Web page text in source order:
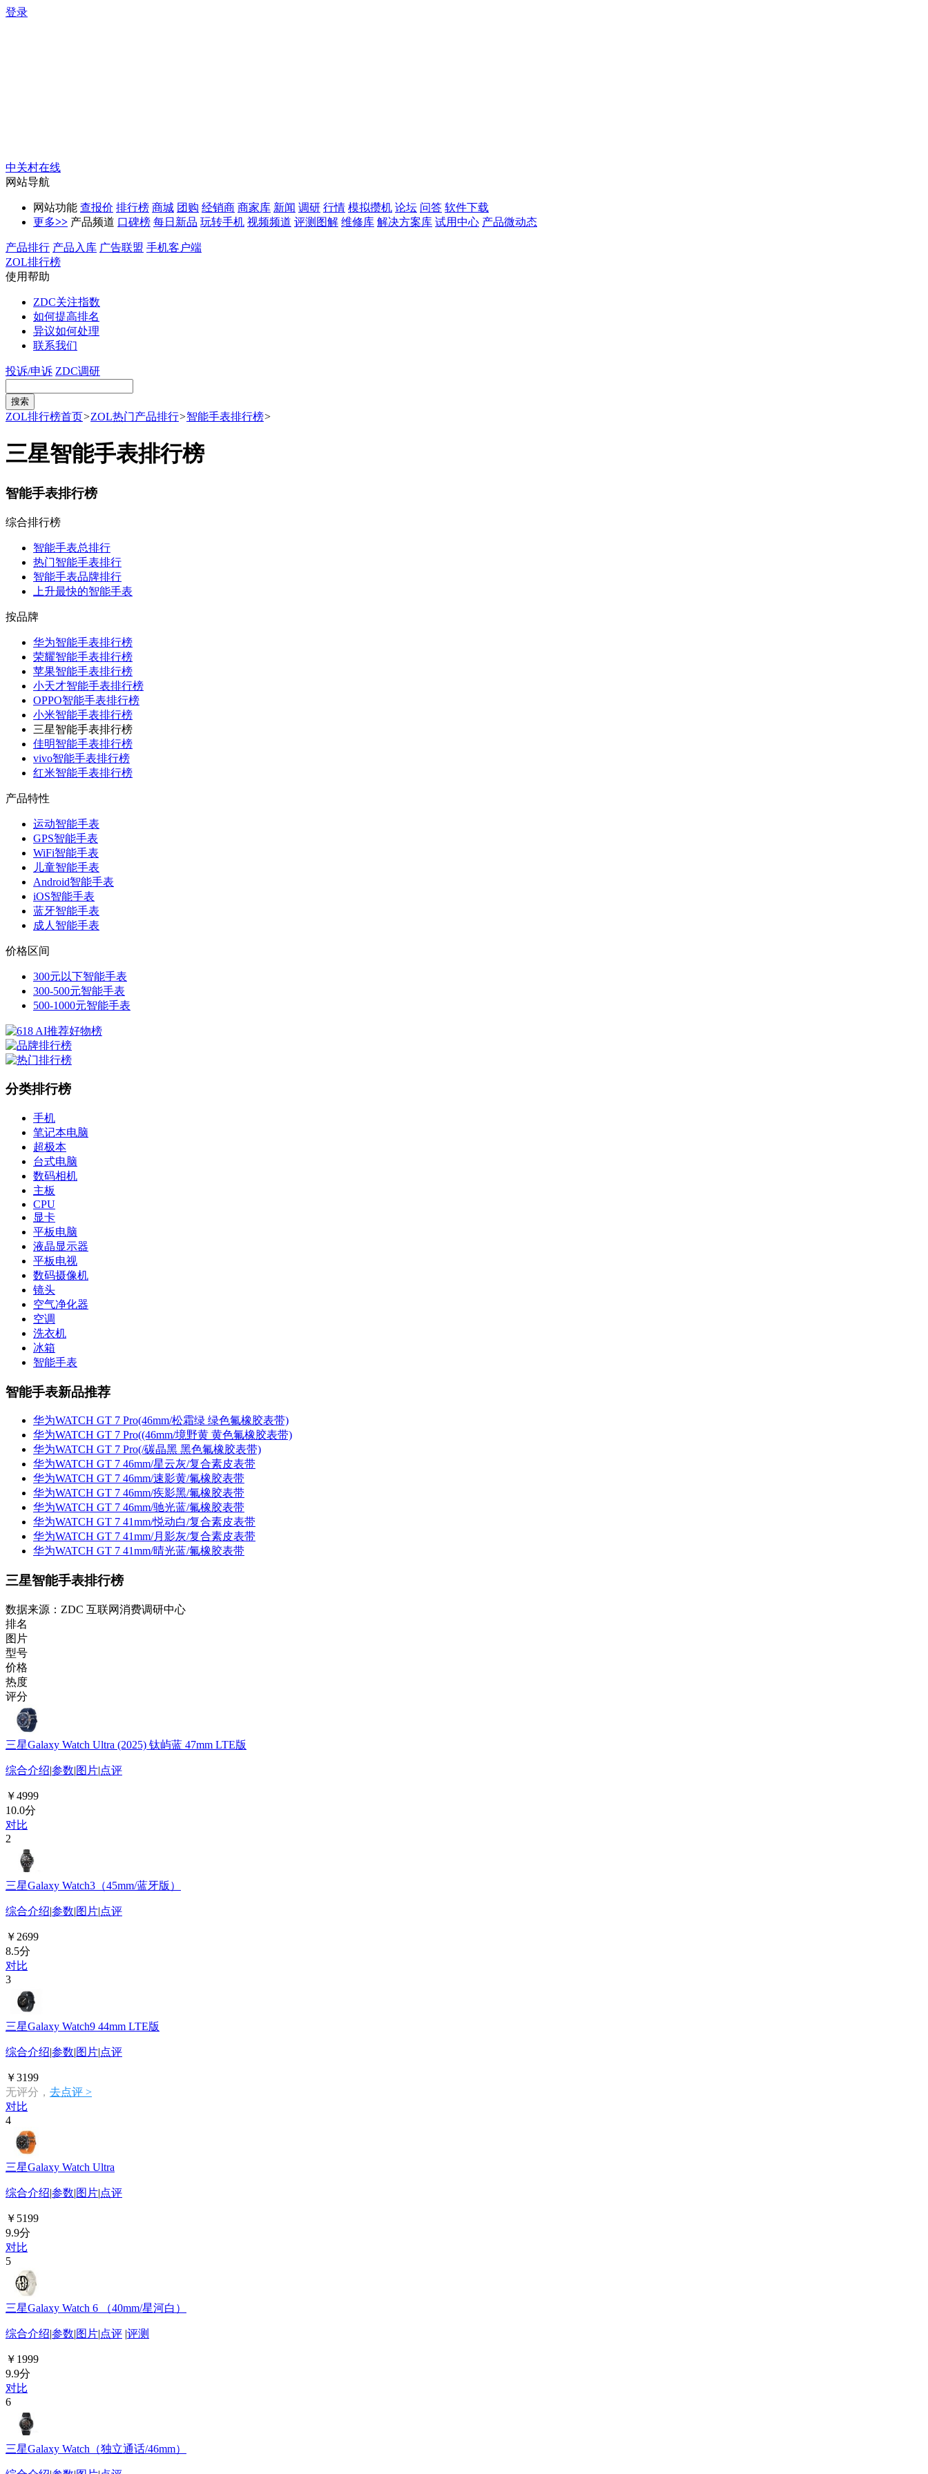
登录
中关村在线
网站导航
网站功能 查报价 排行榜 商城 团购 经销商 商家库 新闻 调研 行情 模拟攒机 论坛 问答 软件下载
更多>> 产品频道 口碑榜 每日新品 玩转手机 视频频道 评测图解 维修库 解决方案库 试用中心 产品微动态
产品排行 产品入库 广告联盟 手机客户端
ZOL排行榜
使用帮助
ZDC关注指数
如何提高排名
异议如何处理
联系我们
投诉/申诉 ZDC调研
ZOL排行榜首页>ZOL热门产品排行>智能手表排行榜>
三星智能手表排行榜
智能手表排行榜
综合排行榜
智能手表总排行
热门智能手表排行
智能手表品牌排行
上升最快的智能手表
按品牌
华为智能手表排行榜
荣耀智能手表排行榜
苹果智能手表排行榜
小天才智能手表排行榜
OPPO智能手表排行榜
小米智能手表排行榜
三星智能手表排行榜
佳明智能手表排行榜
vivo智能手表排行榜
红米智能手表排行榜
产品特性
运动智能手表
GPS智能手表
WiFi智能手表
儿童智能手表
Android智能手表
iOS智能手表
蓝牙智能手表
成人智能手表
价格区间
300元以下智能手表
300-500元智能手表
500-1000元智能手表
分类排行榜
手机
笔记本电脑
超极本
台式电脑
数码相机
主板
CPU
显卡
平板电脑
液晶显示器
平板电视
数码摄像机
镜头
空气净化器
空调
洗衣机
冰箱
智能手表
智能手表新品推荐
华为WATCH GT 7 Pro(46mm/松霜绿 绿色氟橡胶表带)
华为WATCH GT 7 Pro((46mm/境野黄 黄色氟橡胶表带)
华为WATCH GT 7 Pro(/碳晶黑 黑色氟橡胶表带)
华为WATCH GT 7 46mm/星云灰/复合素皮表带
华为WATCH GT 7 46mm/速影黄/氟橡胶表带
华为WATCH GT 7 46mm/疾影黑/氟橡胶表带
华为WATCH GT 7 46mm/驰光蓝/氟橡胶表带
华为WATCH GT 7 41mm/悦动白/复合素皮表带
华为WATCH GT 7 41mm/月影灰/复合素皮表带
华为WATCH GT 7 41mm/晴光蓝/氟橡胶表带
三星智能手表排行榜
数据来源：ZDC 互联网消费调研中心
排名
图片
型号
价格
热度
评分
三星Galaxy Watch Ultra (2025) 钛屿蓝 47mm LTE版
综合介绍|参数|图片|点评
￥4999
10.0分
对比
2
三星Galaxy Watch3（45mm/蓝牙版）
综合介绍|参数|图片|点评
￥2699
8.5分
对比
3
三星Galaxy Watch9 44mm LTE版
综合介绍|参数|图片|点评
￥3199
无评分， 去点评 >
对比
4
三星Galaxy Watch Ultra
综合介绍|参数|图片|点评
￥5199
9.9分
对比
5
三星Galaxy Watch 6 （40mm/星河白）
综合介绍|参数|图片|点评 |评测
￥1999
9.9分
对比
6
三星Galaxy Watch（独立通话/46mm）